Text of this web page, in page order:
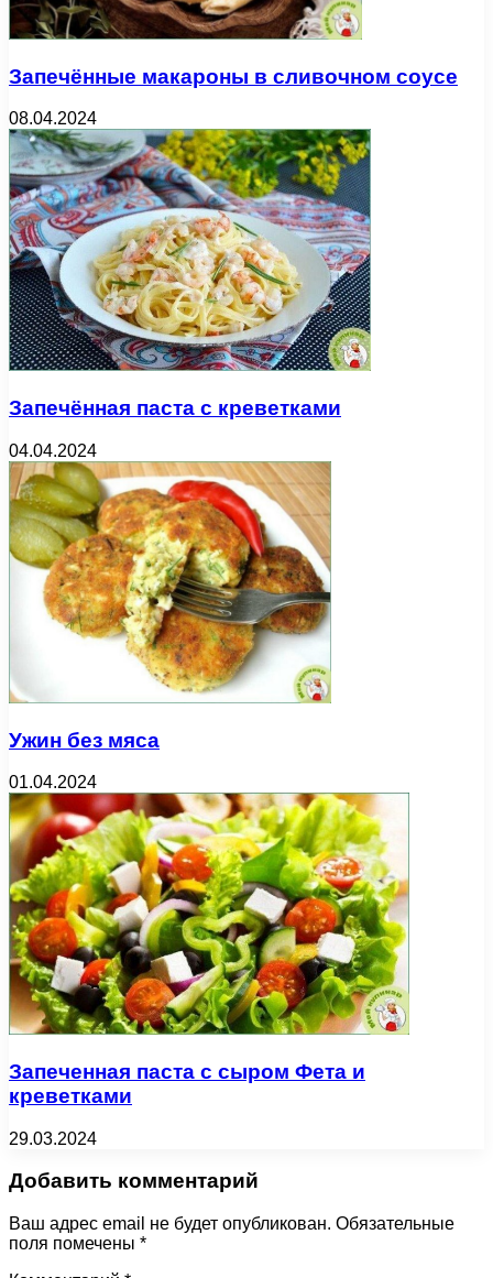
Запечённые макароны в сливочном соусе
08.04.2024
Запечённая паста с креветками
04.04.2024
Ужин без мяса
01.04.2024
Запеченная паста с сыром Фета и
креветками
29.03.2024
Добавить комментарий
Ваш адрес email не будет опубликован. Обязательные
поля помечены *